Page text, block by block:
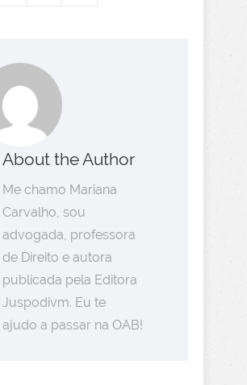
About the Author
Me chamo Mariana
Carvalho, sou
advogada, professora
de Direito e autora
publicada pela Editora
Juspodivm. Eu te
ajudo a passar na OAB!